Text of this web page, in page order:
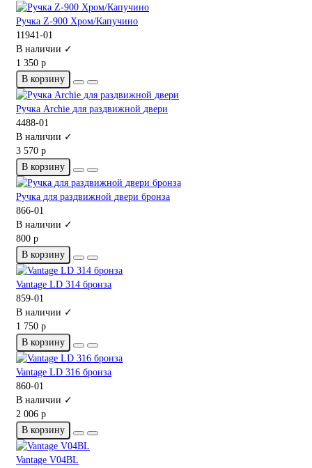
Ручка Z-900 Хром/Капучино
11941-01
В наличии ✓
1 350 р
В корзину
Ручка Archie для раздвижной двери
4488-01
В наличии ✓
3 570 р
В корзину
Ручка для раздвижной двери бронза
866-01
В наличии ✓
800 р
В корзину
Vantage LD 314 бронза
859-01
В наличии ✓
1 750 р
В корзину
Vantage LD 316 бронза
860-01
В наличии ✓
2 006 р
В корзину
Vantage V04BL